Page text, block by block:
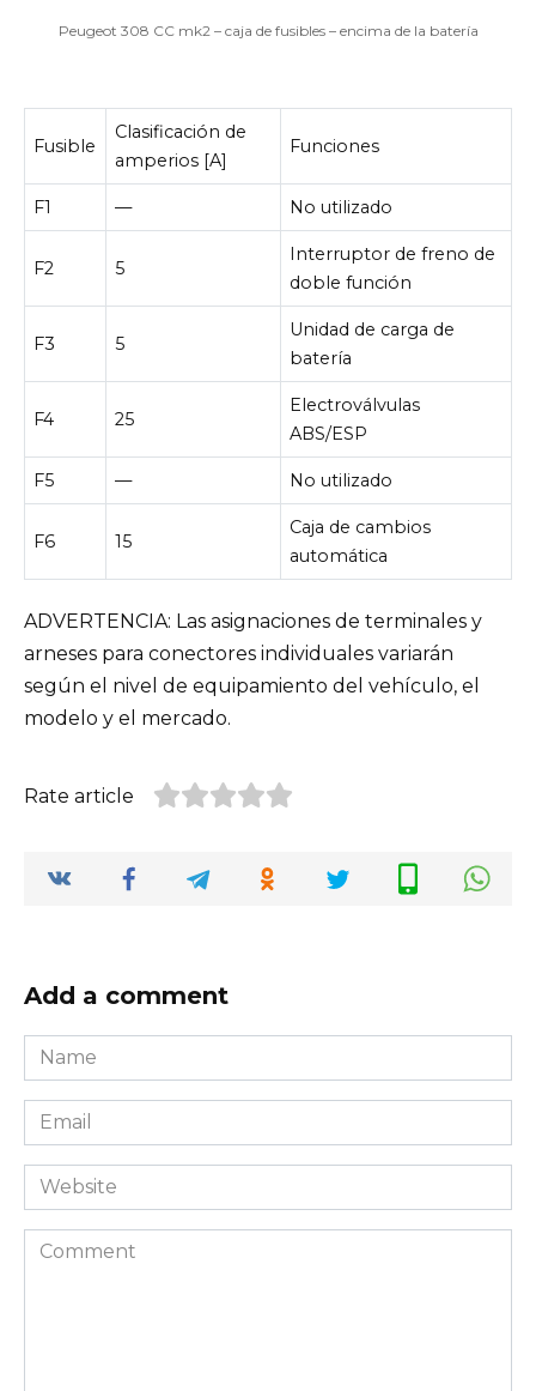
Peugeot 308 CC mk2 – caja de fusibles – encima de la batería
Fusible
Clasificación de
amperios [A]
Funciones
F1 — No utilizado
F2 5
Interruptor de freno de
doble función
F3 5
Unidad de carga de
batería
F4 25
Electroválvulas
ABS/ESP
F5 — No utilizado
F6 15
Caja de cambios
automática
ADVERTENCIA: Las asignaciones de terminales y
arneses para conectores individuales variarán
según el nivel de equipamiento del vehículo, el
modelo y el mercado.
Rate article
Add a comment
Name
*
Email
*
Website
Comment